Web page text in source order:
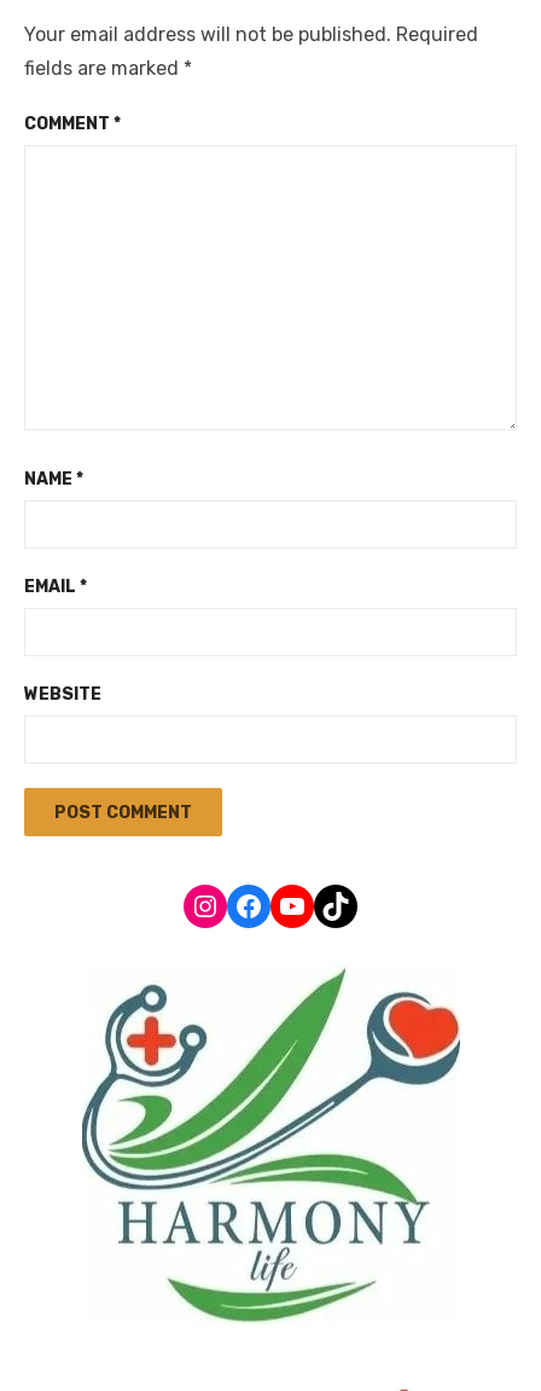
Your email address will not be published. Required
fields are marked *
COMMENT *
NAME *
EMAIL *
WEBSITE
Instagram
Facebook
YouTube
TikTok